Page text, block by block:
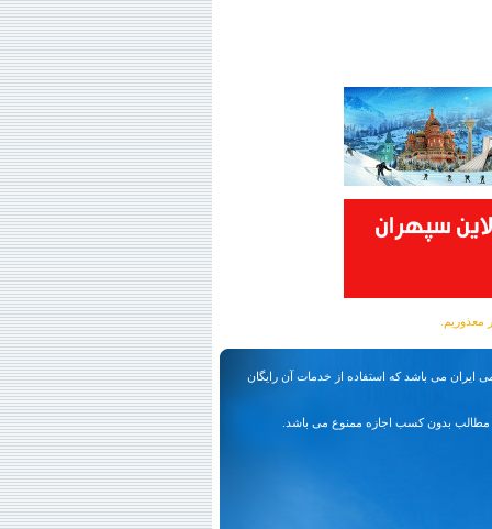
ایران می باشد که استفاده از خدمات آن رایگان
بدون کسب اجازه ممنوع می باشد.